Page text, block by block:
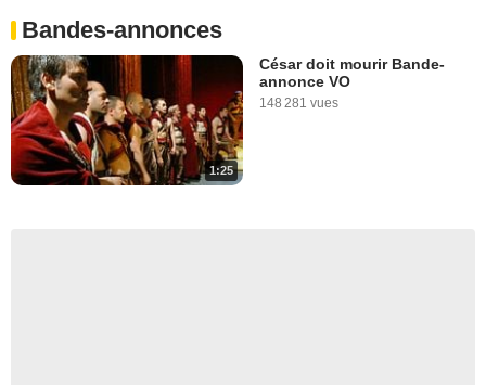
Bandes-annonces
1:25
César doit mourir Bande-
annonce VO
148 281 vues